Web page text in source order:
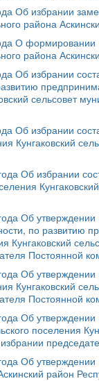
Об избрании
района
О формировании
района
Об избрании
сельсовет
Об избрании
Кунгаковский
Об избрании
Об
по развитию
Кунгаковский
Постоянной
Об
Кунгаковский
Постоянной
Об
поселения
Об утверждении
район